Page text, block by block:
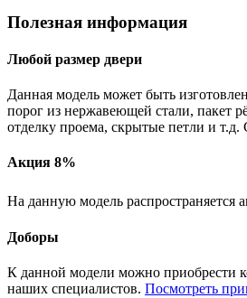
Полезная информация
Любой размер двери
Данная модель может быть
порог из нержавеющей стали, пакет
отделку проема, скрытые петли и т.д.
Акция 8%
На данную модель распространяется
Доборы
К данной модели можно приобрести
наших специалистов. Посмотреть